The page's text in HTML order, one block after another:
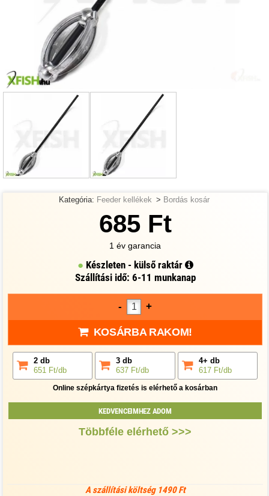
Kategória: Feeder kellékek > Bordás kosár
685 Ft
1 év garancia
Készleten - külső raktár
Szállítási idő: 6-11 munkanap
- +
KOSÁRBA RAKOM!
2 db
651 Ft/db
3 db
637 Ft/db
4+ db
617 Ft/db
Online szépkártya fizetés is elérhető a kosárban
KEDVENCEIMHEZ ADOM
Többféle elérhető >>>
A szállítási költség 1490 Ft